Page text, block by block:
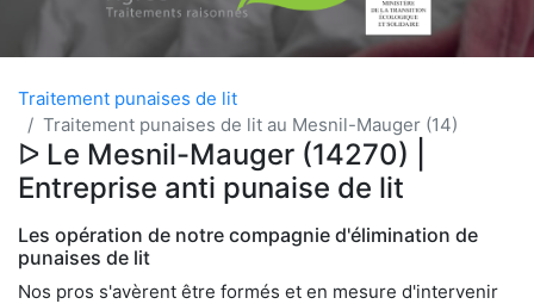
Traitement punaises de lit
Traitement punaises de lit au Mesnil-Mauger (14)
ᐅ Le Mesnil-Mauger (14270) |
Entreprise anti punaise de lit
Les opération de notre compagnie d'élimination de
punaises de lit
Nos pros s'avèrent être formés et en mesure d'intervenir